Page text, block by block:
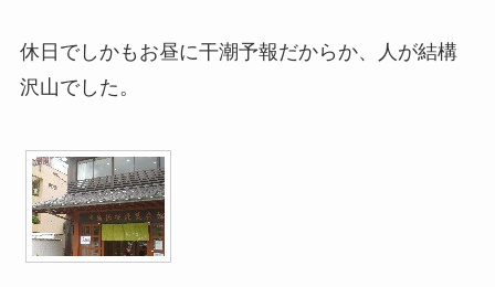
休日でしかもお昼に干潮予報だからか、人が結構
沢山でした。